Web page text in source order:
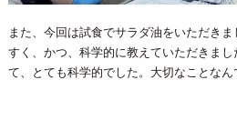
また、今回は試食でサラダ油をいただき
すく、かつ、科学的に教えていただきま
て、とても科学的でした。大切なことなん